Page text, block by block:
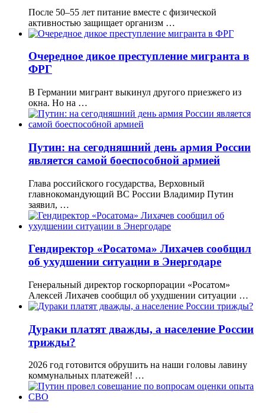
После 50–55 лет питание вместе с физической
активностью защищает организм …
Очередное дикое преступление мигранта в
ФРГ
В Германии мигрант выкинул другого приезжего из
окна. Но на …
Путин: на сегодняшний день армия России
является самой боеспособной армией
Глава российского государства, Верховный
главнокомандующий ВС России Владимир Путин
заявил, …
Гендиректор «Росатома» Лихачев сообщил
об ухудшении ситуации в Энергодаре
Генеральный директор госкорпорации «Росатом»
Алексей Лихачев сообщил об ухудшении ситуации …
Дураки платят дважды, а население России
трижды?
2026 год готовится обрушить на наши головы лавину
коммунальных платежей! …